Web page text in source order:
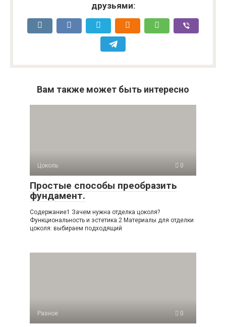
друзьями:
Вам также может быть интересно
Цоколь 0
Простые способы преобразить
фундамент.
Содержание1 Зачем нужна отделка цоколя?
Функциональность и эстетика.2 Материалы для отделки
цоколя: выбираем подходящий
Разное 0